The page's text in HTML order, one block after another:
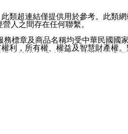
官方帳號的通知型訊息。
類超連結僅提供用於參考。此類
人之間存在任何聯繫。
標章及商品名稱均受中華民國國
利，所有權、權益及智慧財產權